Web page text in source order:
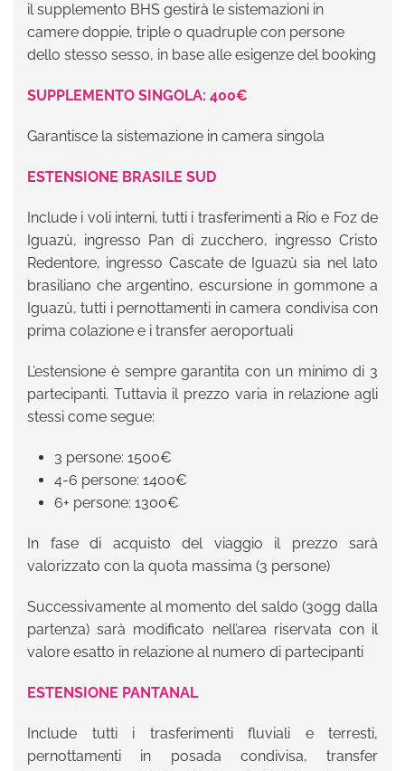
il supplemento BHS gestirà le sistemazioni in
camere doppie, triple o quadruple con persone
dello stesso sesso, in base alle esigenze del booking
SUPPLEMENTO SINGOLA: 400€
Garantisce la sistemazione in camera singola
ESTENSIONE BRASILE SUD
Include i voli interni, tutti i trasferimenti a Rio e Foz de
Iguazù, ingresso Pan di zucchero, ingresso Cristo
Redentore, ingresso Cascate de Iguazù sia nel lato
brasiliano che argentino, escursione in gommone a
Iguazù, tutti i pernottamenti in camera condivisa con
prima colazione e i transfer aeroportuali
L’estensione è sempre garantita con un minimo di 3
partecipanti. Tuttavia il prezzo varia in relazione agli
stessi come segue:
3 persone: 1500€
4-6 persone: 1400€
6+ persone: 1300€
In fase di acquisto del viaggio il prezzo sarà
valorizzato con la quota massima (3 persone)
Successivamente al momento del saldo (30gg dalla
partenza) sarà modificato nell’area riservata con il
valore esatto in relazione al numero di partecipanti
ESTENSIONE PANTANAL
Include tutti i trasferimenti fluviali e terresti,
pernottamenti in posada condivisa, transfer